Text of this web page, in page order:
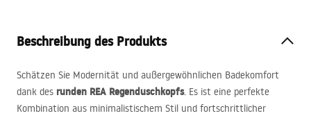
Beschreibung des Produkts
Schätzen Sie Modernität und außergewöhnlichen Badekomfort
dank des runden REA Regenduschkopfs. Es ist eine perfekte
Kombination aus minimalistischem Stil und fortschrittlicher